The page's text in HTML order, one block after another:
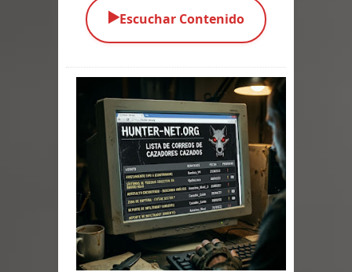
Parte 05: Los Horrores del Infierno
Parte 03: La Traición
Parte 02: Vuelve el Hijo Prodigo
Parte 01: El Comienzo
Parte 01: El Enemigo Interior
Exaltados y Muertos Vivientes
Los Muertos se Levantan (Relato)
▶️Escuchar Contenido